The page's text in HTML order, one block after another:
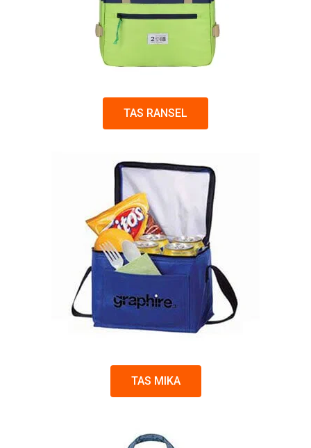
TAS RANSEL
TAS MIKA